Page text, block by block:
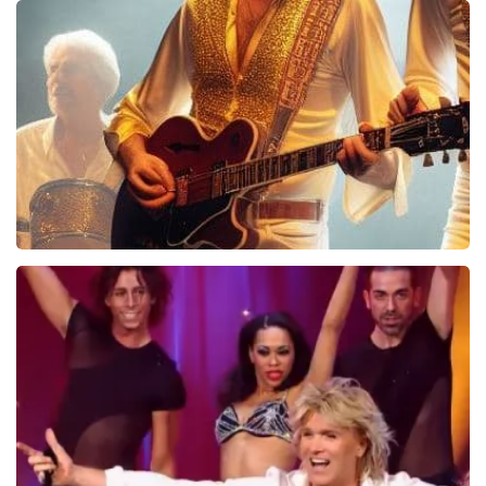
Danny Vera
767+ reviews
BEKIJKEN
Bee Gees Forever
845+
BEKIJKEN